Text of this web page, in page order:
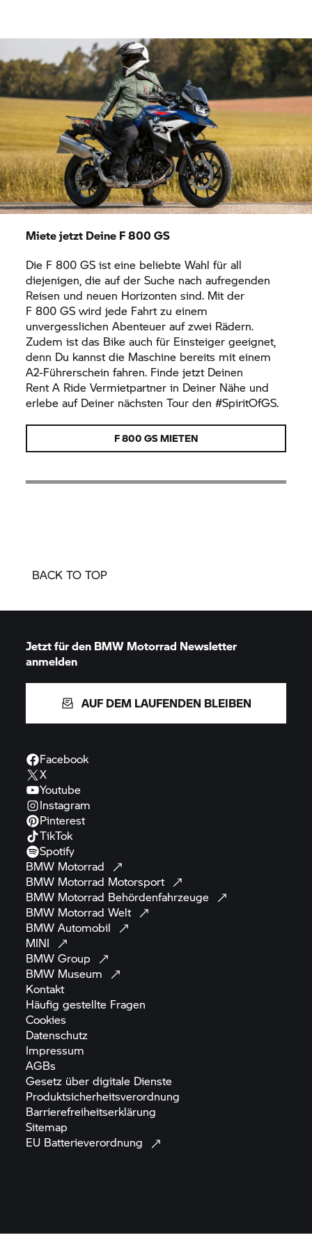
Miete jetzt Deine F 800 GS
Die F 800 GS ist eine beliebte Wahl für all
diejenigen, die auf der Suche nach aufregenden
Reisen und neuen Horizonten sind. Mit der
F 800 GS wird jede Fahrt zu einem
unvergesslichen Abenteuer auf zwei Rädern.
Zudem ist das Bike auch für Einsteiger geeignet,
denn Du kannst die Maschine bereits mit einem
A2-Führerschein fahren. Finde jetzt Deinen
Rent A Ride Vermietpartner in Deiner Nähe und
erlebe auf Deiner nächsten Tour den #SpiritOfGS.
F 800 GSMIETEN
BACK TO TOP
Jetzt für den BMW Motorrad Newsletter
anmelden
AUF DEM LAUFENDEN BLEIBEN
Facebook
X
Youtube
Instagram
Pinterest
TikTok
Spotify
BMW Motorrad
BMW Motorrad Motorsport
BMW Motorrad Behördenfahrzeuge
BMW Motorrad Welt
BMWAutomobil
MINI
BMWGroup
BMW Museum
Kontakt
Häufig gestellte Fragen
Cookies
Datenschutz
Impressum
AGBs
Gesetz über digitale Dienste
Produktsicherheitsverordnung
Barrierefreiheitserklärung
Sitemap
EU Batterieverordnung